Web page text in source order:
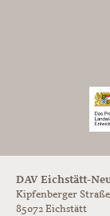
DAV Eichstätt-
Kipfenberger Straße
85072 Eichstätt